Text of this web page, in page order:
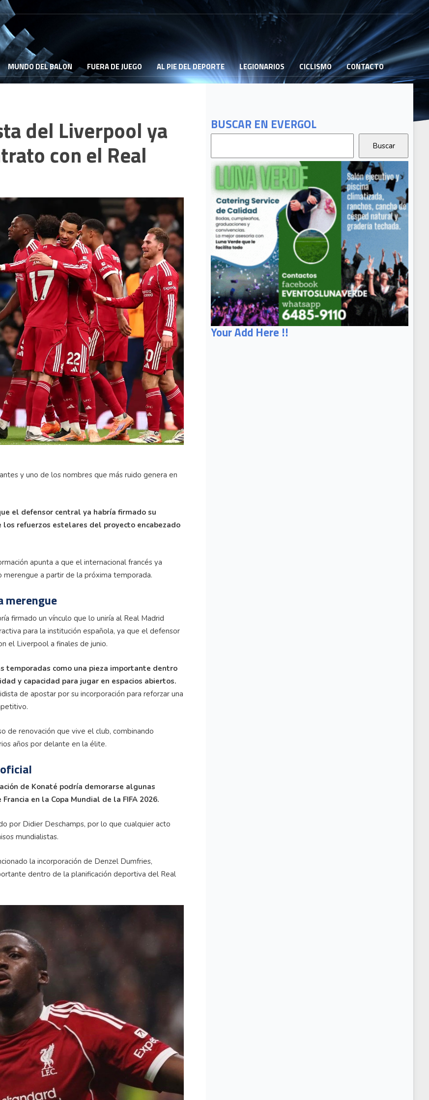
MUNDO DEL BALON FUERA DE JUEGO AL PIE DEL DEPORTE LEGIONARIOS CICLISMO CONTACTO
BUSCAR EN EVERGOL
Your Add Here !!
del Liverpool ya
con el Real
y uno de los nombres que más ruido genera en
el defensor central ya habría firmado su
refuerzos estelares del proyecto encabezado
apunta a que el internacional francés ya
a partir de la próxima temporada.
merengue
firmado un vínculo que lo uniría al Real Madrid
para la institución española, ya que el defensor
el Liverpool a finales de junio.
temporadas como una pieza importante dentro
y capacidad para jugar en espacios abiertos.
de apostar por su incorporación para reforzar una
de renovación que vive el club, combinando
años por delante en la élite.
de Konaté podría demorarse algunas
en la Copa Mundial de la FIFA 2026.
por Didier Deschamps, por lo que cualquier acto
mundialistas.
la incorporación de Denzel Dumfries,
dentro de la planificación deportiva del Real